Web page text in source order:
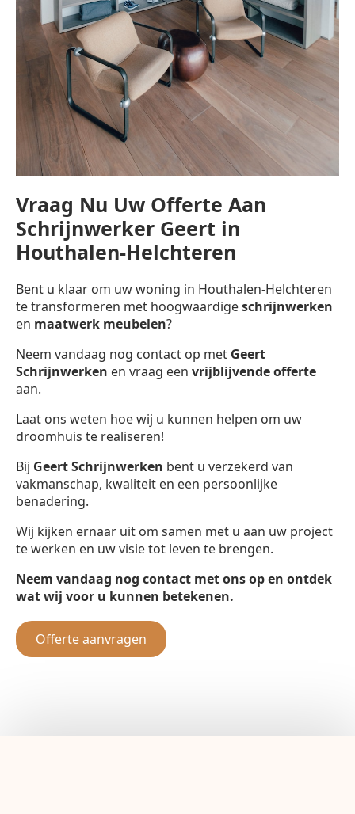
Vraag Nu Uw Offerte Aan
Schrijnwerker Geert in
Houthalen-Helchteren
Bent u klaar om uw woning in Houthalen-Helchteren
te transformeren met hoogwaardigeschrijnwerken
en maatwerk meubelen?
Neem vandaag nog contact op met Geert
Schrijnwerken en vraag een vrijblijvende offerte
aan.
Laat ons weten hoe wij u kunnen helpen om uw
droomhuis te realiseren!
Bij Geert Schrijnwerken bent u verzekerd van
vakmanschap, kwaliteit en een persoonlijke
benadering.
Wij kijken ernaar uit om samen met u aan uw project
te werken en uw visie tot leven te brengen.
Neem vandaag nog contact met ons op en ontdek
wat wij voor u kunnen betekenen.
Offerte aanvragen